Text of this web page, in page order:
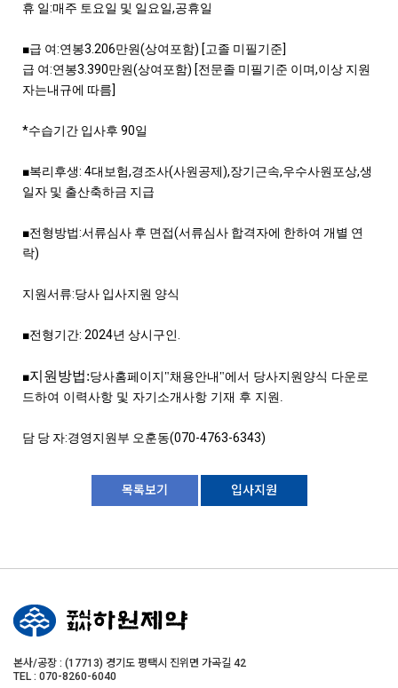
휴 일:매주 토요일 및 일요일,공휴일
■급 여:연봉3.206만원(상여포함) [고졸 미필기준]
급 여:연봉3.390만원(상여포함) [전문졸 미필기준 이며,이상 지원
자는내규에 따름]
*수습기간 입사후 90일
■복리후생: 4대보험,경조사(사원공제),장기근속,우수사원포상,생
일자 및 출산축하금 지급
■전형방법:서류심사 후 면접(서류심사 합격자에 한하여 개별 연
락)
지원서류:당사 입사지원 양식
■전형기간: 2024년 상시구인
■지원방법:당사홈페이지 "채용안내 "에서 당사지원양식 다운로
드하여 이력사항 및 자기소개사항 기재 후 지원 .
담 당 자:경영지원부 오훈동(070-4763-6343)
목록보기 입사지원
본사/공장 : (17713) 경기도 평택시 진위면 가곡길 42
TEL : 070-8260-6040